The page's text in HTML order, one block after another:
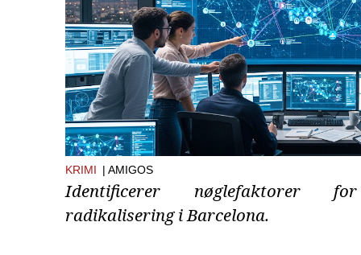
KRIMI | AMIGOS
Identificerer nøglefaktorer
radikalisering i Barcelona.